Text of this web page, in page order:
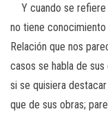
Y cuando se refiere
no tiene
Relación que nos
casos se habla de
si se quisiera
que de sus obras;